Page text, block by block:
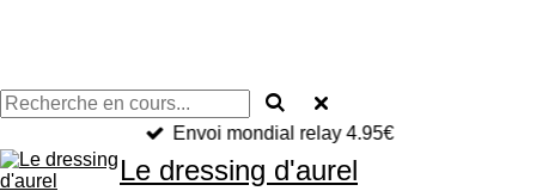
Envoi mondial relay 4.95€
Le dressing d'aurel